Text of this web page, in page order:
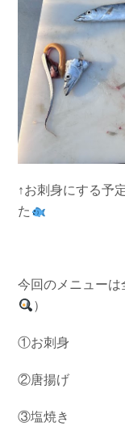
↑お刺身にする予
た
今回のメニュー
）
①お刺身
②唐揚げ
③塩焼き